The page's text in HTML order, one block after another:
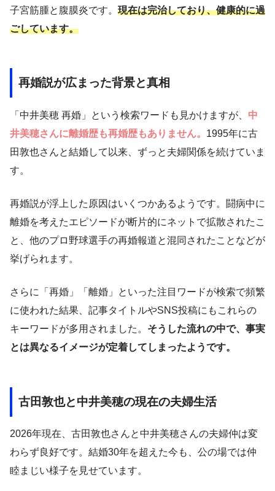
子宮筋腫と腹膜炎です。 現在は完治しており、健康的に過
ごしています。
再婚説が広まった背景と真相
「中井美穂 再婚」という検索ワードも見かけますが、 中
井美穂さんに離婚歴も再婚歴もありません。 1995年に古
田敦也さんと結婚して以来、ずっと夫婦関係を続けていま
す。
再婚説が浮上した原因はいくつかあるようです。闘病中に
離婚を考えたエピソードが断片的にネットで拡散されたこ
と、他のプロ野球選手の再婚報道と混同されたことなどが
挙げられます。
さらに「再婚」「離婚」といった注目ワードが検索で頻繁
に使われた結果、記事タイトルやSNS投稿にもこれらの
キーワードが多用されました。 そうした流れの中で、事実
とは異なるイメージが定着してしまったようです。
古田敦也と中井美穂の現在の夫婦生活
2026年現在、古田敦也さんと中井美穂さんの夫婦仲は変
わらず良好です。結婚30年を超えた今も、公の場では仲
睦まじい様子を見せています。